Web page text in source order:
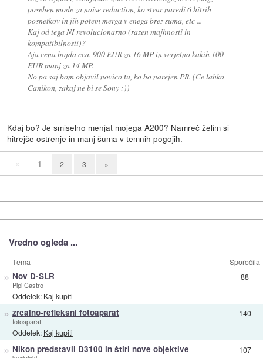
poseben mode za noise reduction, ko stvar naredi 6 hitrih
posnetkov in jih potem merga v enega brez suma, etc ...
Kaj od tega NI revolucionarno (razen majhnosti in
kompatibilnosti)?
Aja cena bojda cca. 900 EUR za 16 MP in verjetno kakih 100
EUR manj za 14 MP.
No pa saj bom objavil novico tu, ko bo narejen PR. (Ce lahko
Canikon, zakaj ne bi se Sony :))
Kdaj bo? Je smiselno menjat mojega A200? Namreč želim si
hitrejše ostrenje in manj šuma v temnih pogojih.
« 1 2 3 »
Vredno ogleda ...
Tema Sporočila
» Nov D-SLR
Pipi Castro
Oddelek: Kaj kupiti
88
» zrcalno-refleksni fotoaparat
fotoaparat
Oddelek: Kaj kupiti
140
» Nikon predstavil D3100 in štiri nove objektive 107